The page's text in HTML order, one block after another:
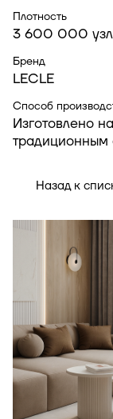
Плотность
3 600 000
Бренд
LECLE
Способ
Изготовлено
Назад к